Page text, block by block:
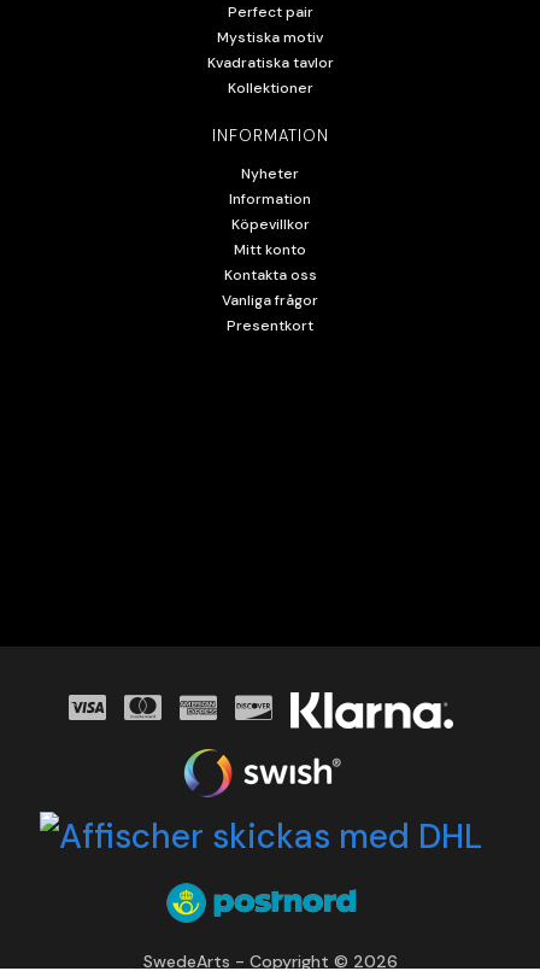
Perfect pair
Mystiska motiv
Kvadratiska tavlor
Kollektioner
INFORMATION
Nyheter
Information
Köpevillkor
Mitt konto
Kontakta oss
Vanliga frågor
Presentkort
SwedeArts - Copyright © 2026